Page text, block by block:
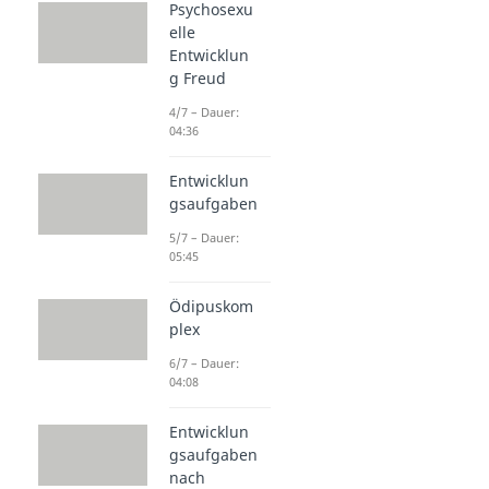
Psychosexu
elle
Entwicklun
g Freud
4/7 – Dauer:
04:36
Entwicklun
gsaufgaben
5/7 – Dauer:
05:45
Ödipuskom
plex
6/7 – Dauer:
04:08
Entwicklun
gsaufgaben
nach